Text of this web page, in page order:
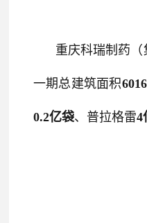
重庆科瑞制药
一期总建筑面积
0.2亿袋、普拉格雷4